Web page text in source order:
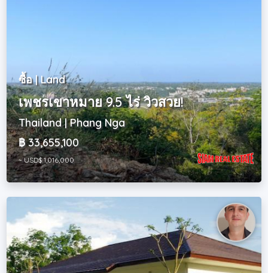
ซื้อ | Land
เพชรเขาหมาย 9.5 ไร่ วิวสวย!
Thailand | Phang Nga
฿ 33,655,100
~ USD$ 1,016,000